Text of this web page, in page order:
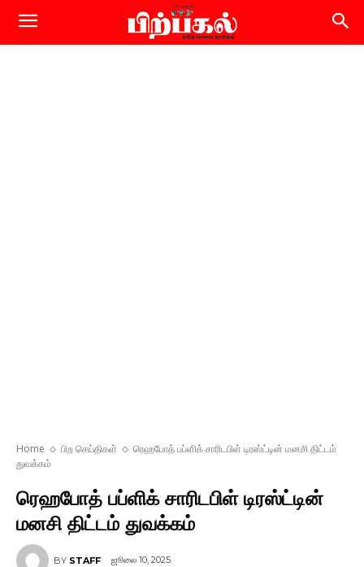
Home பிற செய்திகள்
ரெஹபோத் பப்ளிக் சாரிடபிள் டிரஸ்ட்டின் மனசி திட்டம்
துவக்கம்
ரெஹபோத் பப்ளிக் சாரிடபிள் டிரஸ்ட்டின்
மனசி திட்டம் துவக்கம்
BY STAFF ஜூலை 10, 2025